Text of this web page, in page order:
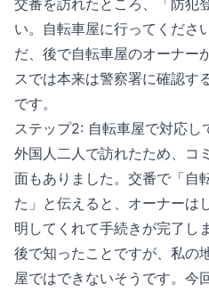
交番を訪れたところ、「防犯
い。自転車屋に行ってくださ
だ、後で自転車屋のオーナー
スでは本来は警察署に確認す
です。
ステップ2: 自転車屋で対応し
外国人二人で訪れたため、コ
面もありました。交番で「自
た」と伝えると、オーナーは
明してくれて手続きが完了し
後で知ったことですが、私の
屋ではできないそうです。今